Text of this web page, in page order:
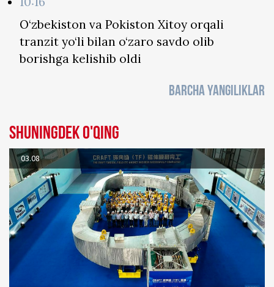
O‘zbekiston va Pokiston Xitoy orqali
tranzit yo‘li bilan o‘zaro savdo olib
borishga kelishib oldi
BARCHA YANGILIKLAR
Shuningdek o'qing
03.08